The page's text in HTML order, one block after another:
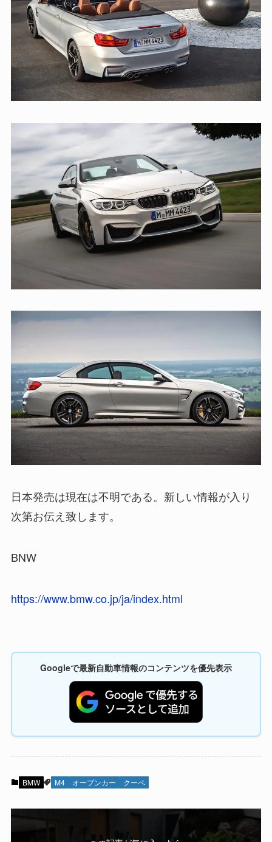
日本発売は現在は不明である。新しい情報が入り
次第お伝え致します。
BNW
https://www.bmw.co.jp/ja/index.html
Googleで最新自動車情報のコンテンツを優先表示
BMW M4 オープンカー クーペ